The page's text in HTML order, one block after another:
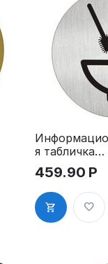
я табличка
туалет.
«Соблюдайте
чистоту в
туалете»
459.90 Р